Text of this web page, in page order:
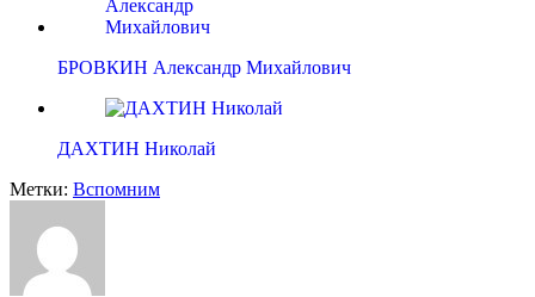
БРОВКИН Александр Михайлович
ДАХТИН Николай
Метки: Вспомним